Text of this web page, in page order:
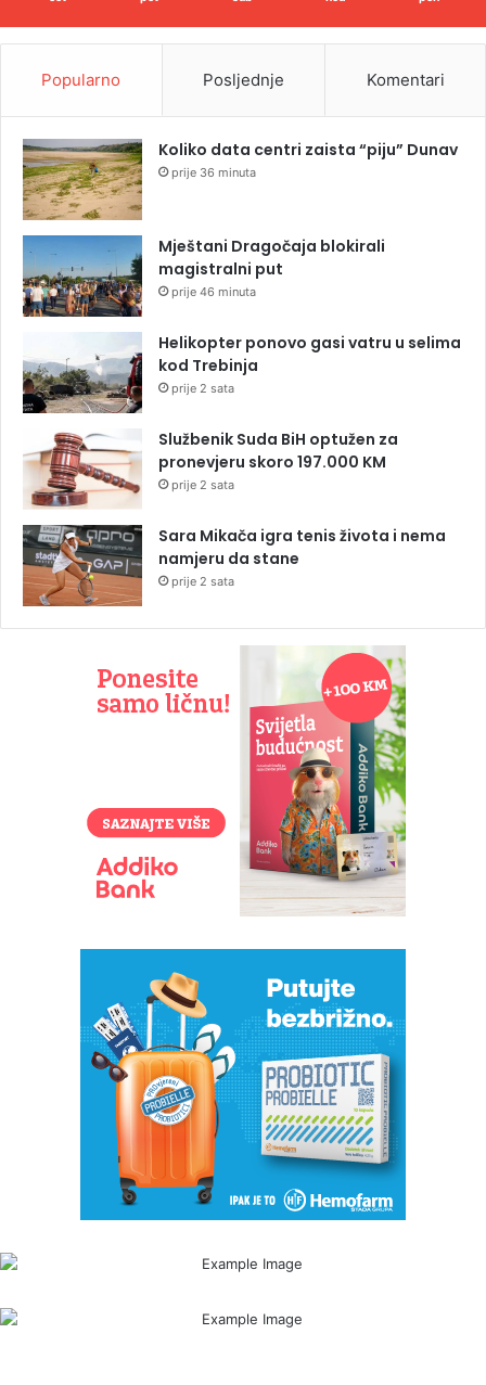
Popularno Posljednje Komentari
Koliko data centri zaista “piju” Dunav
prije 36 minuta
Mještani Dragočaja blokirali
magistralni put
prije 46 minuta
Helikopter ponovo gasi vatru u selima
kod Trebinja
prije 2 sata
Službenik Suda BiH optužen za
pronevjeru skoro 197.000 KM
prije 2 sata
Sara Mikača igra tenis života i nema
namjeru da stane
prije 2 sata